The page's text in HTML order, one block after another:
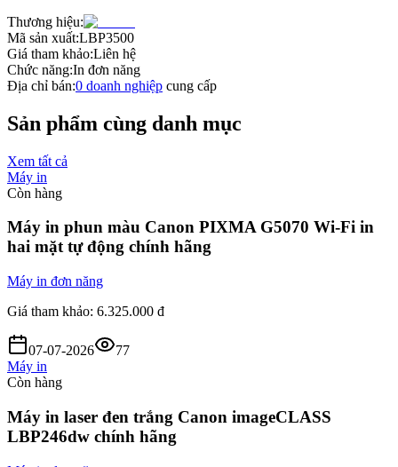
Thương hiệu:
Mã sản xuất:LBP3500
Giá tham khảo:Liên hệ
Chức năng:In đơn năng
Địa chỉ bán:0 doanh nghiệp cung cấp
Sản phẩm cùng danh mục
Xem tất cả
Máy in
Còn hàng
Máy in phun màu Canon PIXMA G5070 Wi-Fi in
hai mặt tự động chính hãng
Máy in đơn năng
Giá tham khảo: 6.325.000 đ
07-07-2026
77
Máy in
Còn hàng
Máy in laser đen trắng Canon imageCLASS
LBP246dw chính hãng